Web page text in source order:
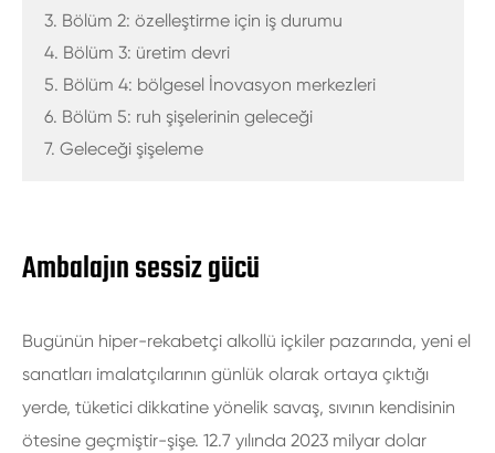
3. Bölüm 2: özelleştirme için iş durumu
4. Bölüm 3: üretim devri
5. Bölüm 4: bölgesel İnovasyon merkezleri
6. Bölüm 5: ruh şişelerinin geleceği
7. Geleceği şişeleme
Ambalajın sessiz gücü
Bugünün hiper-rekabetçi alkollü içkiler pazarında, yeni el
sanatları imalatçılarının günlük olarak ortaya çıktığı
yerde, tüketici dikkatine yönelik savaş, sıvının kendisinin
ötesine geçmiştir-şişe. 12.7 yılında 2023 milyar dolar